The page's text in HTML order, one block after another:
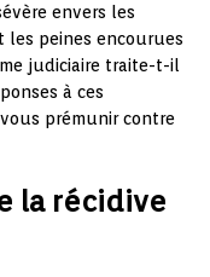
envers les
les peines encourues
judiciaire traite-t-il
à ces
prémunir contre
la récidive